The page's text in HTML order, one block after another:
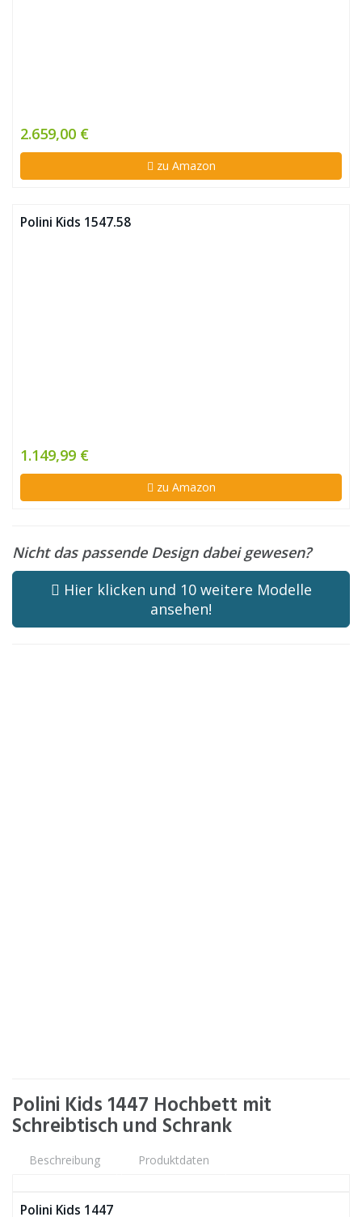
2.659,00 €
zu Amazon
Polini Kids 1547.58
1.149,99 €
zu Amazon
Nicht das passende Design dabei gewesen?
Hier klicken und 10 weitere Modelle
ansehen!
Polini Kids 1447 Hochbett mit
Schreibtisch und Schrank
Beschreibung Produktdaten
Polini Kids 1447